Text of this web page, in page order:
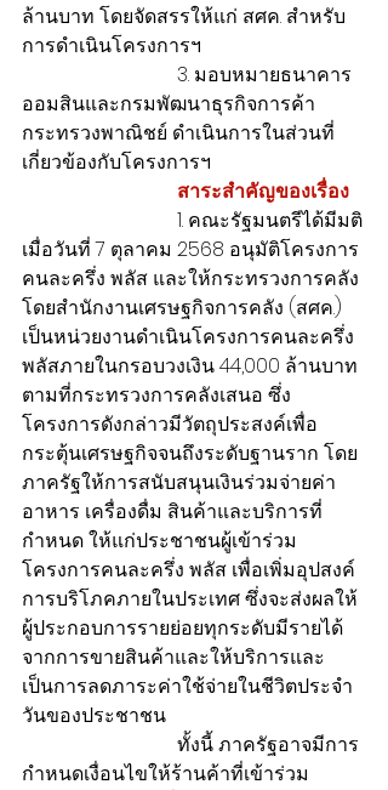
ล้านบาท โดยจัดสรรให้แก่ สศค. สำหรับ
การดำเนินโครงการฯ
3. มอบหมายธนาคาร
ออมสินและกรมพัฒนาธุรกิจการค้า
กระทรวงพาณิชย์ ดำเนินการในส่วนที่
เกี่ยวข้องกับโครงการฯ
สาระสำคัญของเรื่อง
1. คณะรัฐมนตรีได้มีมติ
เมื่อวันที่ 7 ตุลาคม 2568 อนุมัติโครงการ
คนละครึ่ง พลัส และให้กระทรวงการคลัง
โดยสำนักงานเศรษฐกิจการคลัง (สศค.)
เป็นหน่วยงานดำเนินโครงการคนละครึ่ง
พลัสภายในกรอบวงเงิน 44,000 ล้านบาท
ตามที่กระทรวงการคลังเสนอ ซึ่ง
โครงการดังกล่าวมีวัตถุประสงค์เพื่อ
กระตุ้นเศรษฐกิจจนถึงระดับฐานราก โดย
ภาครัฐให้การสนับสนุนเงินร่วมจ่ายค่า
อาหาร เครื่องดื่ม สินค้าและบริการที่
กำหนด ให้แก่ประชาชนผู้เข้าร่วม
โครงการคนละครึ่ง พลัส เพื่อเพิ่มอุปสงค์
การบริโภคภายในประเทศ ซึ่งจะส่งผลให้
ผู้ประกอบการรายย่อยทุกระดับมีรายได้
จากการขายสินค้าและให้บริการและ
เป็นการลดภาระค่าใช้จ่ายในชีวิตประจำ
วันของประชาชน
ทั้งนี้ ภาครัฐอาจมีการ
กำหนดเงื่อนไขให้ร้านค้าที่เข้าร่วม